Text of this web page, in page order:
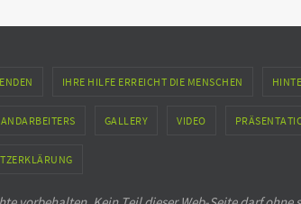
IHRE HILFE ERREICHT DIE MENSCHEN
GALLERY VIDEO